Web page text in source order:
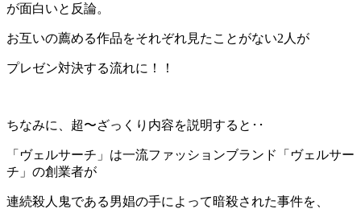
が面白いと反論。
お互いの薦める作品をそれぞれ見たことがない2人が
プレゼン対決する流れに！！
ちなみに、超〜ざっくり内容を説明すると･･
「ヴェルサーチ」は一流ファッションブランド「ヴェルサー
チ」の創業者が
連続殺人鬼である男娼の手によって暗殺された事件を、